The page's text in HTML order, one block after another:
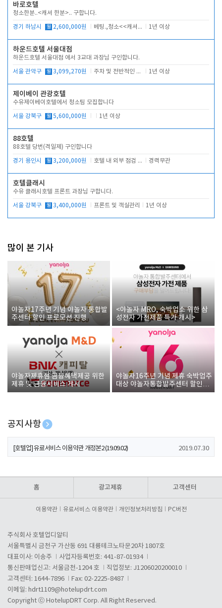
바로호텔
청소한분..<캐셔 한분>.. 구합니다.
경기 하남시 월 2,600,000원 베팅.,청소<<캐셔 모셔봅니다. 1년 이상
하운드호텔 서울대점
하운드호텔 서울대점 에서 3교대 과장님 구인합니다.
서울 관악구 월 3,099,270원 주차 및 전반적인 당번업무 1년 이상
제이베이 관광호텔
수유제이베이호텔에서 청소팀 모집합니다
서울 강북구 월 5,600,000원 1년 이상
88호텔
88호텔 당번(격일제) 구인합니다
경기 용인시 월 3,200,000원 호텔 내 외부 점검 및 프런트 운영 경력무관
호텔클래시
수유 클래시호텔 프론트 과장님 구합니다.
서울 강북구 월 3,400,000원 프론트 및 객실관리 1년 이상
많이 본 기사
야놀자17주년 기념 야놀자 통합발
주센터 할인 프로모션 진행
<야놀자 MRO, 숙박업소 위한 삼
성전자 가전제품 특가 개시>
야놀자제휴점 금융혜택제공 위한
제휴 및 금융서비스 게시
야놀자16주년 기념 제휴 숙박업주
대상 야놀자통합발주센터 할인쿠
폰 증정
공지사항
[호텔업] 개인정보 처리방침 개정본1 (19.09.02)
[호텔업] 유료서비스 이용약관 개정본2 (19.09.02) 2019.07.30
홈 광고제휴 고객센터
이용약관 유료서비스 이용약관 개인정보처리방침 PC버전
주식회사 호텔업디알티
서울특별시 금천구 가산동 691 대륭테크노타운20차 1807호
대표이사: 이송주
사업자등록번호: 441-87-01934
통신판매업신고: 서울금천-1204 호
직업정보: J1206020200010
고객센터: 1644-7896
Fax: 02-2225-8487
이메일: hdrt1109@hotelupdrt.com
Copyright ⓒ HotelupDRT Corp. All Right Reserved.